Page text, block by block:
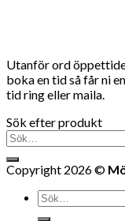
Utanför ord
boka en tid så får ni
tid ring eller maila.
Sök efter produkt
Sök
efter:
Copyright 2026 ©
Sök
efter: